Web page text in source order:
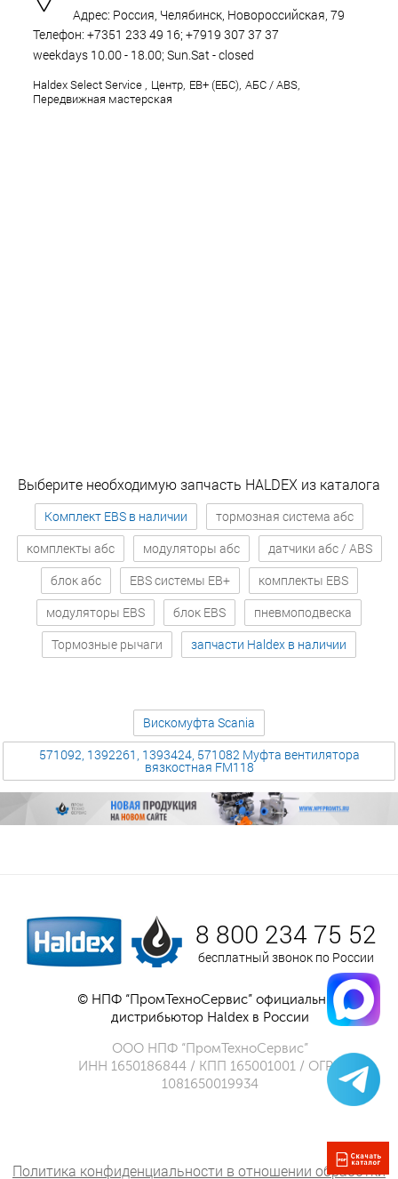
Адрес: Россия, Челябинск, Новороссийская, 79
Телефон: +7351 233 49 16; +7919 307 37 37
weekdays 10.00 - 18.00; Sun.Sat - closed
Haldex Select Service , Центр, EB+ (ЕБС), АБС / ABS,
Передвижная мастерская
Выберите необходимую запчасть HALDEX из каталога
Комплект EBS в наличии
тормозная система абс
комплекты абс
модуляторы абс
датчики абс / ABS
блок абс
EBS системы EB+
комплекты EBS
модуляторы EBS
блок EBS
пневмоподвеска
Тормозные рычаги
запчасти Haldex в наличии
Вискомуфта Scania
571092, 1392261, 1393424, 571082 Муфта вентилятора
вязкостная FM118
8 800 234 75 52
бесплатный звонок по России
© НПФ “ПромТехноСервис” официальный
дистрибьютор Haldex в России
ООО НПФ “ПромТехноСервис”
ИНН 1650186844 / КПП 165001001 / ОГРН
1081650019934
Политика конфиденциальности в отношении обработки